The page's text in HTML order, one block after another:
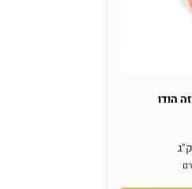
הודו